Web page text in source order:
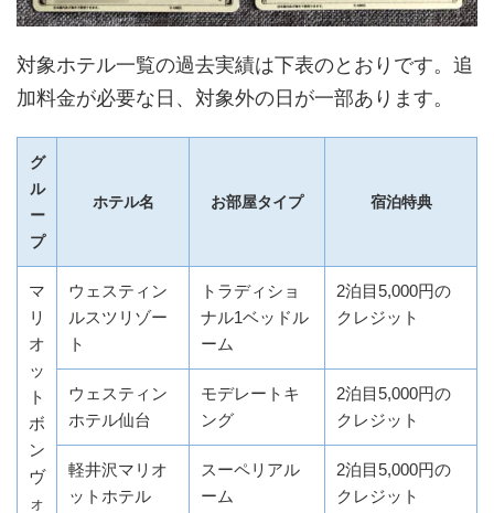
対象ホテル一覧の過去実績は下表のとおりです。追
加料金が必要な日、対象外の日が一部あります。
グ
ル
ー
プ
ホテル名 お部屋タイプ 宿泊特典
マ
リ
オ
ッ
ト
ボ
ン
ヴ
ォ
ウェスティン
ルスツリゾー
ト
トラディショ
ナル1ベッドル
ーム
2泊目5,000円の
クレジット
ウェスティン
ホテル仙台
モデレートキ
ング
2泊目5,000円の
クレジット
軽井沢マリオ
ットホテル
スーペリアル
ーム
2泊目5,000円の
クレジット